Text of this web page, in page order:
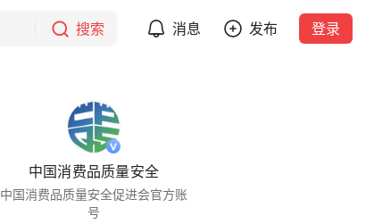
搜索 消息 发布 登录
中国消费品质量安全
中国消费品质量安全促进会官方账
号